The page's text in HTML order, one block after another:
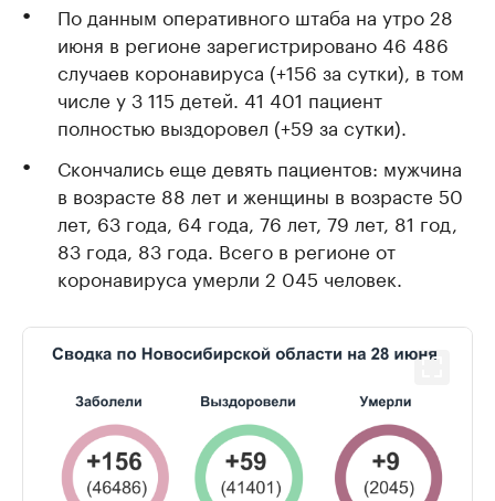
По данным оперативного штаба на утро 28
июня в регионе зарегистрировано 46 486
случаев коронавируса (+156 за сутки), в том
числе у 3 115 детей. 41 401 пациент
полностью выздоровел (+59 за сутки).
Скончались еще девять пациентов: мужчина
в возрасте 88 лет и женщины в возрасте 50
лет, 63 года, 64 года, 76 лет, 79 лет, 81 год,
83 года, 83 года. Всего в регионе от
коронавируса умерли 2 045 человек.